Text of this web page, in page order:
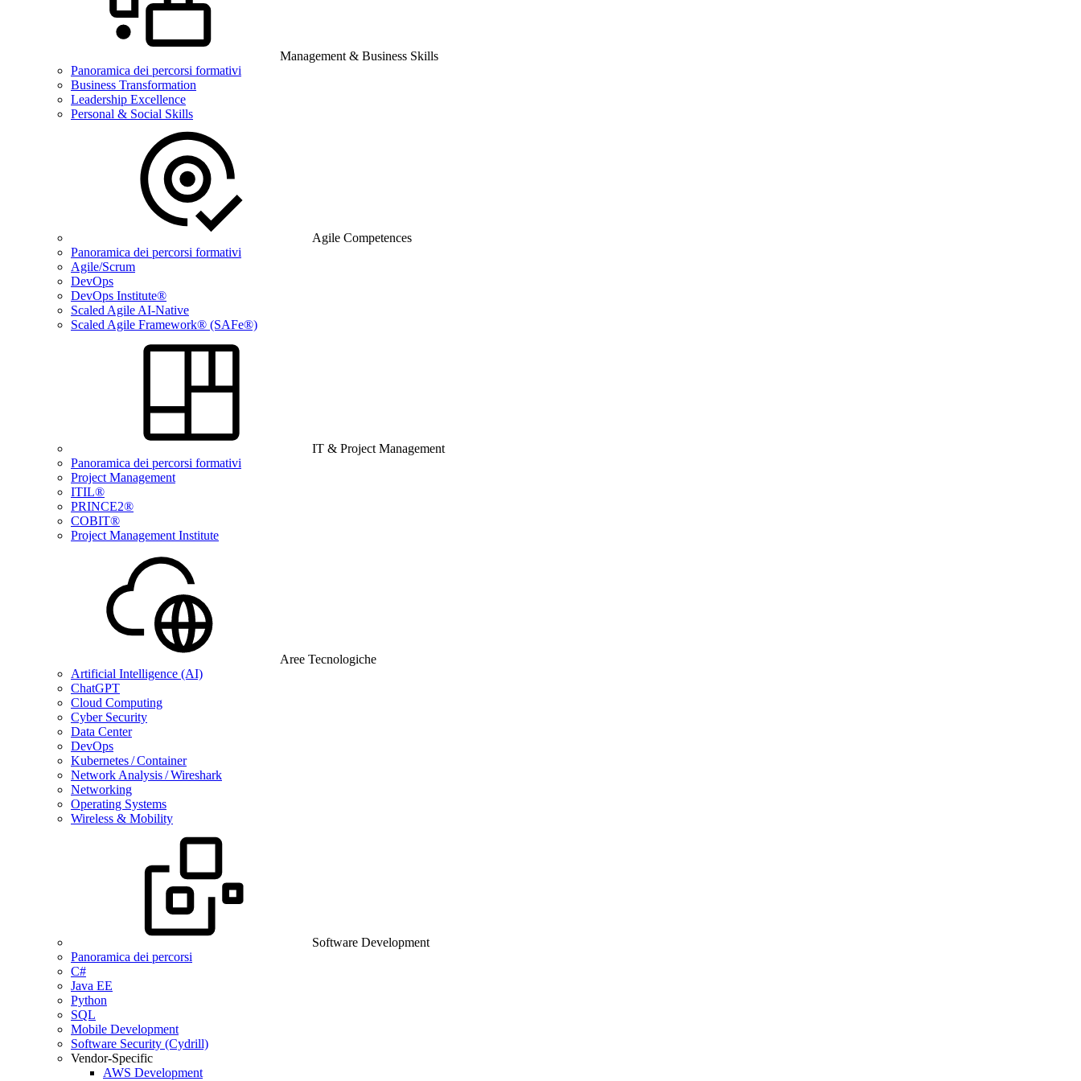
Management & Business Skills
Panoramica dei percorsi formativi
Business Transformation
Leadership Excellence
Personal & Social Skills
Agile Competences
Panoramica dei percorsi formativi
Agile/Scrum
DevOps
DevOps Institute®
Scaled Agile AI-Native
Scaled Agile Framework® (SAFe®)
IT & Project Management
Panoramica dei percorsi formativi
Project Management
ITIL®
PRINCE2®
COBIT®
Project Management Institute
Aree Tecnologiche
Artificial Intelligence (AI)
ChatGPT
Cloud Computing
Cyber Security
Data Center
DevOps
Kubernetes / Container
Network Analysis / Wireshark
Networking
Operating Systems
Wireless & Mobility
Software Development
Panoramica dei percorsi
C#
Java EE
Python
SQL
Mobile Development
Software Security (Cydrill)
Vendor-Specific
AWS Development